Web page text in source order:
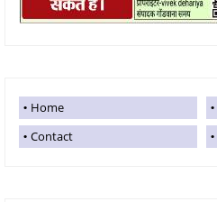
Home
Contact